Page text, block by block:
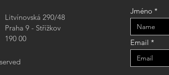
Litvínovská 290/48
Praha 9 - Střížkov
190 00
Jméno
Email